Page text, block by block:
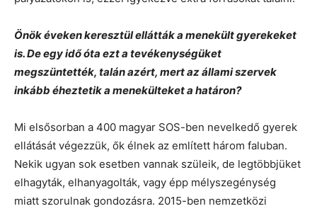
Önök éveken keresztül ellátták a menekült gyerekeket
is. De egy idő óta ezt a tevékenységüket
megszüntették, talán azért, mert az állami szervek
inkább éheztetik a menekülteket a határon?
Mi elsősorban a 400 magyar SOS-ben nevelkedő gyerek
ellátását végezzük, ők élnek az említett három faluban.
Nekik ugyan sok esetben vannak szüleik, de legtöbbjüket
elhagyták, elhanyagolták, vagy épp mélyszegénység
miatt szorulnak gondozásra. 2015-ben nemzetközi